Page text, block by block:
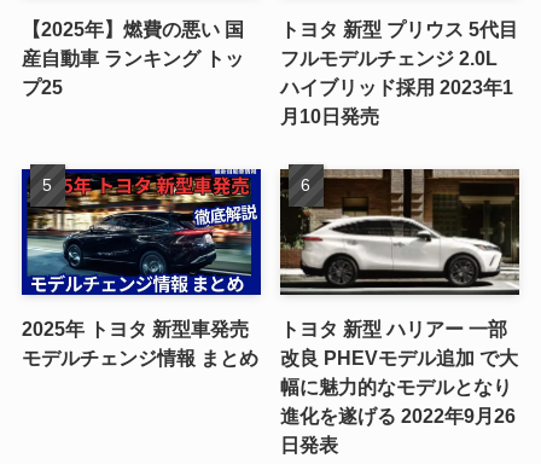
【2025年】燃費の悪い 国
産自動車 ランキング トッ
プ25
トヨタ 新型 プリウス 5代目
フルモデルチェンジ 2.0L
ハイブリッド採用 2023年1
月10日発売
2025年 トヨタ 新型車発売
モデルチェンジ情報 まとめ
トヨタ 新型 ハリアー 一部
改良 PHEVモデル追加 で大
幅に魅力的なモデルとなり
進化を遂げる 2022年9月26
日発表